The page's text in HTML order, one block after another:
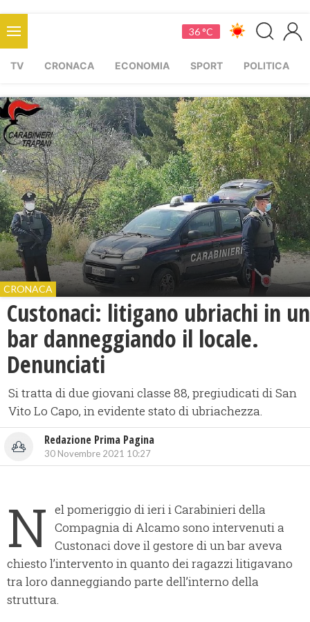
36 °C
TV CRONACA ECONOMIA SPORT POLITICA
CRONACA
Custonaci: litigano ubriachi in un
bar danneggiando il locale.
Denunciati
Si tratta di due giovani classe 88, pregiudicati di San
Vito Lo Capo, in evidente stato di ubriachezza.
Redazione Prima Pagina
30 Novembre 2021 10:27
N el pomeriggio di ieri i Carabinieri della
Compagnia di Alcamo sono intervenuti a
Custonaci dove il gestore di un bar aveva
chiesto l’intervento in quanto dei ragazzi litigavano
tra loro danneggiando parte dell’interno della
struttura.